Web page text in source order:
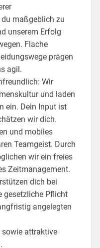
maßgeblich zu
unserem Erfolg
Flache
prägen
agil.
Wir
und laden
ein. Dein Input ist
wir dich.
und mobiles
Teamgeist. Durch
wir ein freies
Zeitmanagement.
dich bei
gesetzliche Pflicht
angelegten
attraktive